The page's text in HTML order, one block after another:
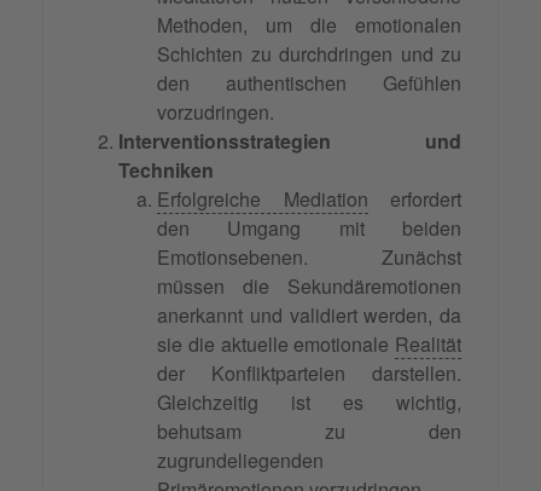
Methoden, um die emotionalen
Schichten zu durchdringen und zu
den authentischen Gefühlen
vorzudringen.
Interventionsstrategien und
Techniken
Erfolgreiche Mediation erfordert
den Umgang mit beiden
Emotionsebenen. Zunächst
müssen die Sekundäremotionen
anerkannt und validiert werden, da
sie die aktuelle emotionale Realität
der Konfliktparteien darstellen.
Gleichzeitig ist es wichtig,
behutsam zu den
zugrundeliegenden